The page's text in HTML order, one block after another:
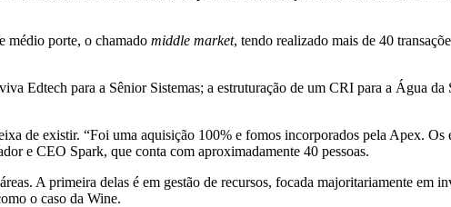
médio porte, o chamado middle market, tendo realizado mais de 40
Edtech para a Sênior Sistemas; a estruturação de um CRI para a Água
de existir. “Foi uma aquisição 100% e fomos incorporados pela Apex. Os
e CEO Spark, que conta com aproximadamente 40 pessoas.
A primeira delas é em gestão de recursos, focada majoritariamente em
o caso da Wine.